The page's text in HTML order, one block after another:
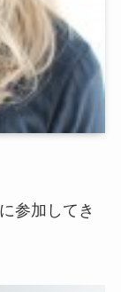
参加してき